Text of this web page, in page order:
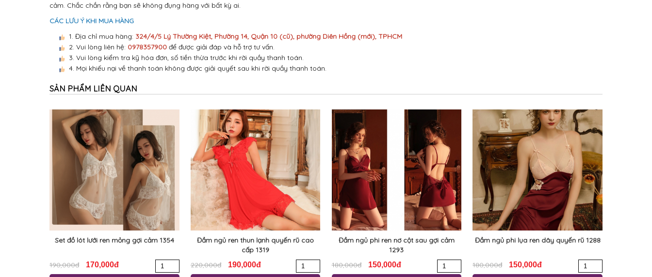
cảm. Chắc chắn rằng bạn sẽ không đụng hàng với bất kỳ ai.
CÁC LƯU Ý KHI MUA HÀNG
1. Địa chỉ mua hàng: 324/4/5 Lý Thường Kiệt, Phường 14, Quận 10 (cũ), phường Diên Hồng (mới), TPHCM
2. Vui lòng liên hệ: 0978357900 để được giải đáp và hỗ trợ tư vấn.
3. Vui lòng kiểm tra kỹ hóa đơn, số tiền thừa trước khi rời quầy thanh toán.
4. Mọi khiếu nại về thanh toán không được giải quyết sau khi rời quầy thanh toán.
SẢN PHẨM LIÊN QUAN
Set đồ lót lưới ren mỏng gợi cảm 1354
190,000đ 170,000đ
Đầm ngủ ren thun lạnh quyến rũ cao
cấp 1319
220,000đ
190,000đ
Đầm ngủ phi ren nơ cột sau gợi cảm
1293
180,000đ
150,000đ
Đầm ngủ phi lụa ren dây quyến rũ 1288
180,000đ 150,000đ